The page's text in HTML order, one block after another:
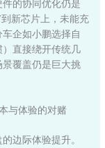
的协同优化仍是
新芯片上，未能充
企如小鹏选择自
直接绕开传统几
覆盖仍是巨大挑
与体验的对赌
边际体验提升。